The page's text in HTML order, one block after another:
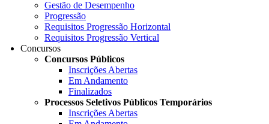
Gestão de Desempenho
Progressão
Requisitos Progressão Horizontal
Requisitos Progressão Vertical
Concursos
Concursos Públicos
Inscrições Abertas
Em Andamento
Finalizados
Processos Seletivos Públicos Temporários
Inscrições Abertas